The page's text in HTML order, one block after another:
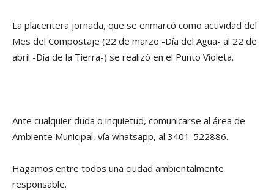
La placentera jornada, que se enmarcó como actividad del
Mes del Compostaje (22 de marzo -Día del Agua- al 22 de
abril -Día de la Tierra-) se realizó en el Punto Violeta.
Ante cualquier duda o inquietud, comunicarse al área de
Ambiente Municipal, vía whatsapp, al 3401-522886.
Hagamos entre todos una ciudad ambientalmente
responsable.